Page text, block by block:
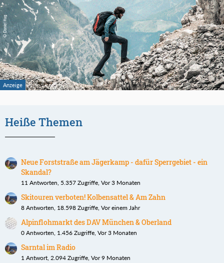
Heiße Themen
Neue Forststraße am Jägerkamp - dafür Sperrgebiet - ein
Skandal?
11 Antworten, 5.357 Zugriffe, Vor 3 Monaten
Skitouren verboten! Kolbensattel & Am Zahn
8 Antworten, 18.598 Zugriffe, Vor einem Jahr
Alpinflohmarkt des DAV München & Oberland
0 Antworten, 1.456 Zugriffe, Vor 3 Monaten
Sarntal im Radio
1 Antwort, 2.094 Zugriffe, Vor 9 Monaten